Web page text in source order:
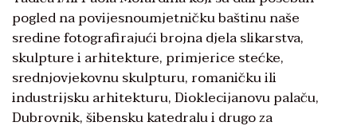
pogled na povijesnoumjetničku baštinu naše
sredine fotografirajući brojna djela slikarstva,
skulpture i arhitekture, primjerice stećke,
srednjovjekovnu skulpturu, romaničku ili
industrijsku arhitekturu, Dioklecijanovu palaču,
Dubrovnik, šibensku katedralu i drugo za